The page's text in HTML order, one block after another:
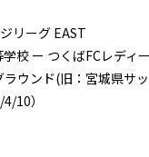
リーグ EAST
校 ー つくばFCレディ
ウンド(旧：宮城県サ
10）